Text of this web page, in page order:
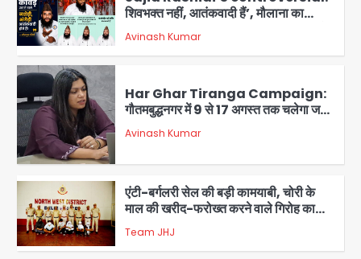
5
शिवभक्त नहीं, आतंकवादी हैं’, मौलाना का
कांवड़ियों पर विवादित बयान, BJP विधायक ने
कराई FIR, NSA की मांग
Avinash Kumar
1
Har Ghar Tiranga Campaign:
गौतमबुद्धनगर में 9 से 17 अगस्त तक चलेगा जन-
जागरूकता महाअभियान, डीएम ने की समीक्षा
बैठक
Avinash Kumar
2
एंटी-बर्गलरी सेल की बड़ी कामयाबी, चोरी के
माल की खरीद-फरोख्त करने वाले गिरोह का
भंडाफोड़
Team JHJ